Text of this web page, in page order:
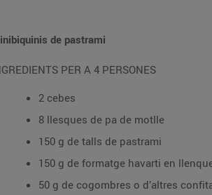
de pastrami
PER A 4 PERSONES
2 cebes
8 llesques de pa de motlle
150 g de talls de pastrami
150 g de formatge havarti en
50 g de cogombres o d’altres